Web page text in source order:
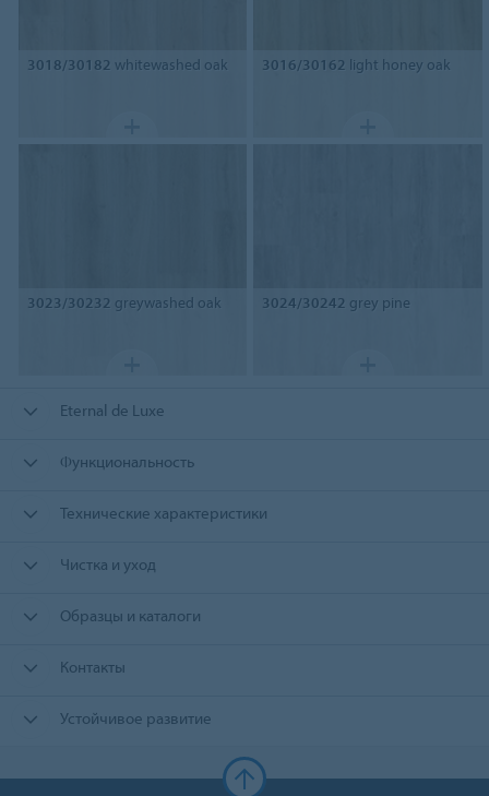
3018/30182 whitewashed oak 3016/30162 light honey oak
3023/30232 greywashed oak 3024/30242 grey pine
Eternal de Luxe
Функциональность
Технические характеристики
Чистка и уход
Образцы и каталоги
Контакты
Устойчивое развитие